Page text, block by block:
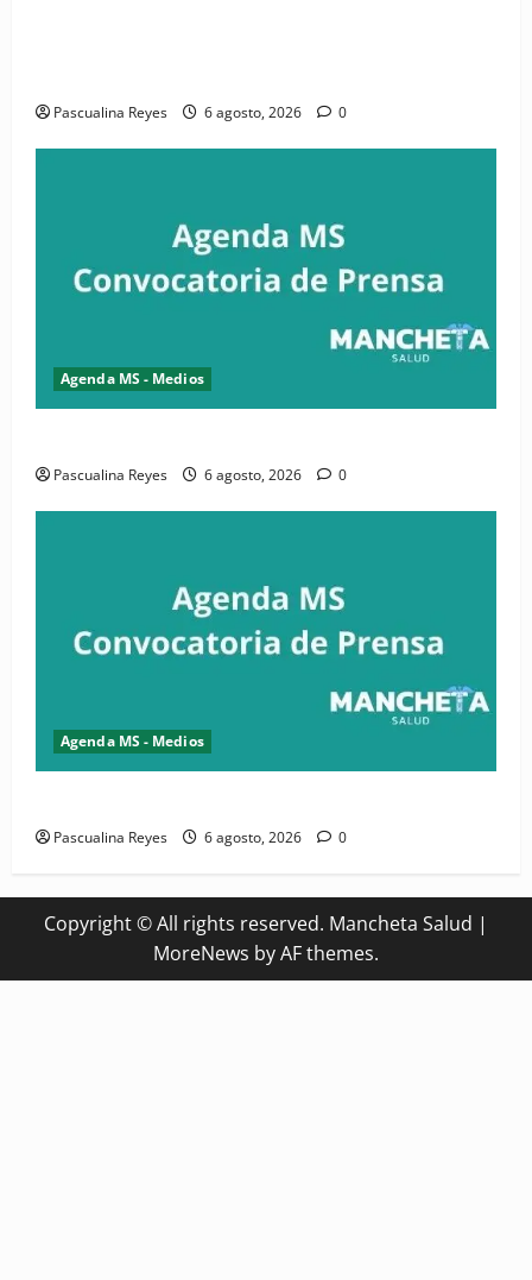
Pascualina Reyes 6 agosto, 2026 0
Agenda MS - Medios
Pascualina Reyes 6 agosto, 2026 0
Agenda MS - Medios
Pascualina Reyes 6 agosto, 2026 0
Copyright © All rights reserved. Mancheta Salud |
MoreNews by AF themes.